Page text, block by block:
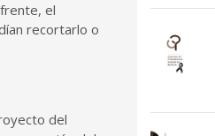
el
recortarlo o
del